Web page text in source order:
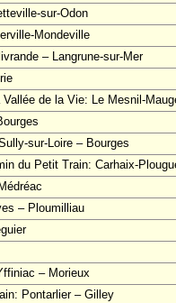
sur-Odon
Mondeville
– Langrune-sur-Mer
Vallée de la Vie: Le Mesnil-
sur-Loire – Bourges
du Petit Train: Carhaix-
– Ploumilliau
– Morieux
Pontarlier – Gilley